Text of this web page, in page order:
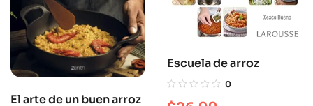
El arte de un buen arroz
Escuela de arroz
0